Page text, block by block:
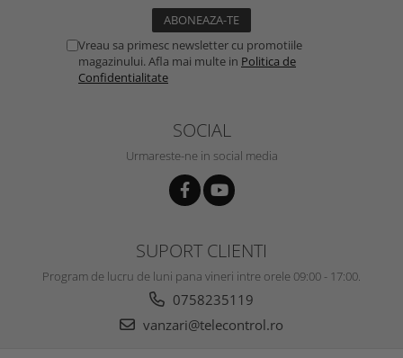
Vreau sa primesc newsletter cu promotiile
magazinului. Afla mai multe in Politica de
Confidentialitate
SOCIAL
Urmareste-ne in social media
SUPORT CLIENTI
Program de lucru de luni pana vineri intre orele 09:00 - 17:00.
0758235119
vanzari@telecontrol.ro